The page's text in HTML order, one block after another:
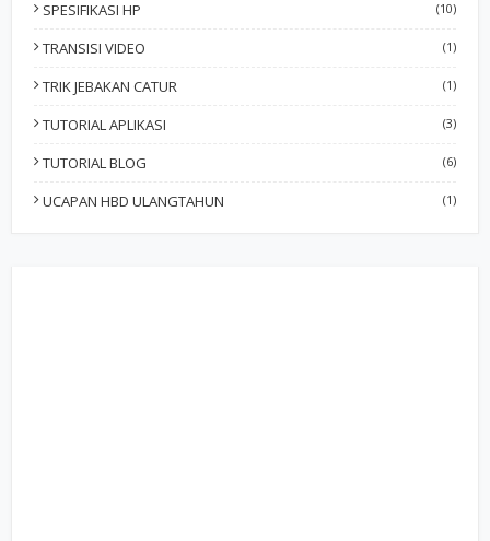
SPESIFIKASI HP (10)
TRANSISI VIDEO (1)
TRIK JEBAKAN CATUR (1)
TUTORIAL APLIKASI (3)
TUTORIAL BLOG (6)
UCAPAN HBD ULANGTAHUN (1)